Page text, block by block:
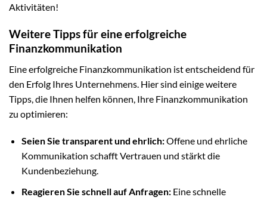
Aktivitäten!
Weitere Tipps für eine erfolgreiche
Finanzkommunikation
Eine erfolgreiche Finanzkommunikation ist entscheidend für
den Erfolg Ihres Unternehmens. Hier sind einige weitere
Tipps, die Ihnen helfen können, Ihre Finanzkommunikation
zu optimieren:
Seien Sie transparent und ehrlich:Offene und ehrliche
Kommunikation schafft Vertrauen und stärkt die
Kundenbeziehung.
Reagieren Sie schnell auf Anfragen:Eine schnelle